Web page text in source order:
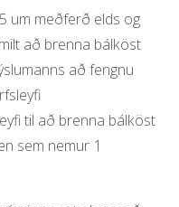
um meðferð elds og
að brenna bálköst
að fengnu
til að brenna bálköst
sem nemur 1
hefur verið talin auðlegð sem
aðgang að.